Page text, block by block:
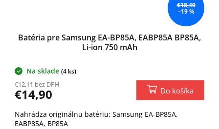
€18,49
–19 %
Batéria pre Samsung EA-BP85A, EABP85A BP85A,
Li-ion 750 mAh
Na sklade (4 ks)
€12,11 bez DPH
€14,90 Do košíka
Nahrádza originálnu batériu: Samsung EA-BP85A,
EABP85A, BP85A